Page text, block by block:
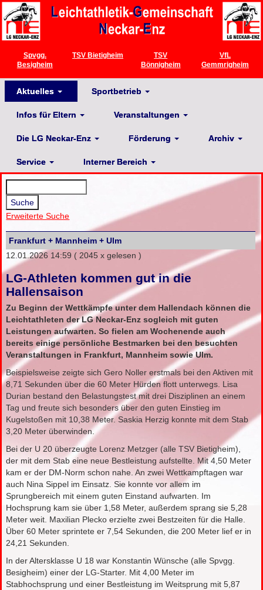
Spvgg.
Besigheim
TSV Bietigheim
TSV
Bönnigheim
VfL
Gemmrigheim
Aktuelles Sportbetrieb
Infos für Eltern Veranstaltungen
Die LG Neckar-Enz Förderung Archiv
Service Interner Bereich
Erweiterte Suche
Frankfurt + Mannheim + Ulm
12.01.2026 14:59 ( 2045 x gelesen )
LG-Athleten kommen gut in die
Hallensaison
Zu Beginn der Wettkämpfe unter dem Hallendach können die
Leichtathleten der LG Neckar-Enz sogleich mit guten
Leistungen aufwarten. So fielen am Wochenende auch
bereits einige persönliche Bestmarken bei den besuchten
Veranstaltungen in Frankfurt, Mannheim sowie Ulm.
Beispielsweise zeigte sich Gero Noller erstmals bei den Aktiven mit
8,71 Sekunden über die 60 Meter Hürden flott unterwegs. Lisa
Durian bestand den Belastungstest mit drei Disziplinen an einem
Tag und freute sich besonders über den guten Einstieg im
Kugelstoßen mit 10,38 Meter. Saskia Herzig konnte mit dem Stab
3,20 Meter überwinden.
Bei der U 20 überzeugte Lorenz Metzger (alle TSV Bietigheim),
der mit dem Stab eine neue Bestleistung aufstellte. Mit 4,50 Meter
kam er der DM-Norm schon nahe. An zwei Wettkampftagen war
auch Nina Sippel im Einsatz. Sie konnte vor allem im
Sprungbereich mit einem guten Einstand aufwarten. Im
Hochsprung kam sie über 1,58 Meter, außerdem sprang sie 5,28
Meter weit. Maxilian Plecko erzielte zwei Bestzeiten für die Halle.
Über 60 Meter sprintete er 7,54 Sekunden, die 200 Meter lief er in
24,21 Sekunden.
In der Altersklasse U 18 war Konstantin Wünsche (alle Spvgg.
Besigheim) einer der LG-Starter. Mit 4,00 Meter im
Stabhochsprung und einer Bestleistung im Weitsprung mit 5,87